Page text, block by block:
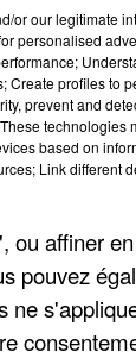
or our legitimate
personalised
Create profiles to
prevent and
technologies
based on
Link different
ou affiner
pouvez
ne